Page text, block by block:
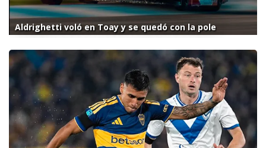
Aldrighetti voló en Toay y se quedó con la pole